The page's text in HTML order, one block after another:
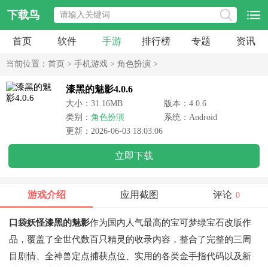
下载鸟
首页 软件 手游 排行榜 专题 资讯
当前位置： 首页 > 手机游戏 > 角色扮演 >
漆黑的魅影4.0.6
大小：31.16MB
版本：4.0.6
类别： 角色扮演
系统：Android
更新：2026-06-03 18:03:06
立即下载
游戏介绍 应用截图 评论 0
口袋妖怪漆黑的魅影作为国内人气最高的宝可梦绿宝石改版作
品，覆盖了全世代数百只精灵的收录内容，整合了完整的三周
目剧情、全神兽定点捕获点位、实用的各类金手指代码以及新